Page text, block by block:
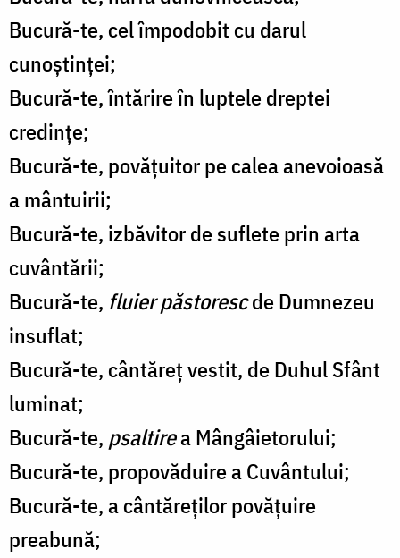
Bucură-te, cel împodobit cu darul
cunoștinței;
Bucură-te, întărire în luptele dreptei
credințe;
Bucură-te, povățuitor pe calea anevoioasă
a mântuirii;
Bucură-te, izbăvitor de suflete prin arta
cuvântării;
Bucură-te, flui­er păstorescde Dumnezeu
insuflat;
Bucură-te, cântăreț vestit, de Duhul Sfânt
luminat;
Bucură-te, psaltirea Mângâietorului;
Bucură-te, propovăduire a Cuvântului;
Bucură-te, a cântăreților povățuire
preabună;